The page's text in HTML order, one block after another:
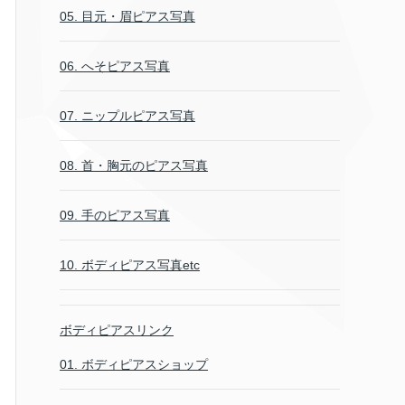
05. 目元・眉ピアス写真
06. へそピアス写真
07. ニップルピアス写真
08. 首・胸元のピアス写真
09. 手のピアス写真
10. ボディピアス写真etc
ボディピアスリンク
01. ボディピアスショップ